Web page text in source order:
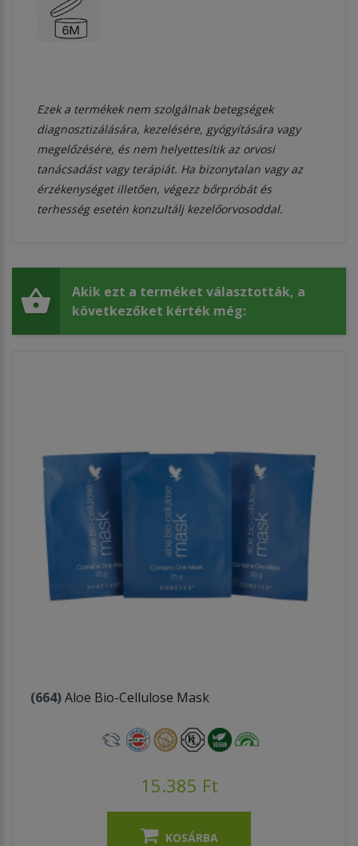
Ezek a termékek nem szolgálnak betegségek
diagnosztizálására, kezelésére, gyógyítására vagy
megelőzésére, és nem helyettesítik az orvosi
tanácsadást vagy terápiát. Ha bizonytalan vagy az
érzékenységet illetően, végezz bőrpróbát és
terhesség esetén konzultálj kezelőorvosoddal.
Akik ezt a terméket választották, a
következőket kérték még:
(664)Aloe Bio-Cellulose Mask
15.385 Ft
KOSÁRBA